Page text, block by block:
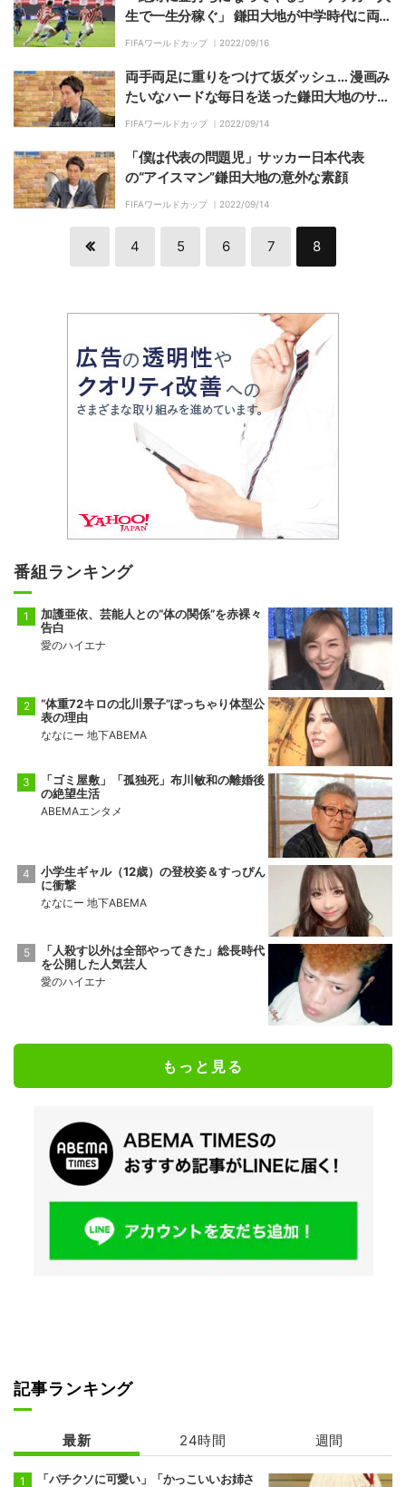
生で一生分稼ぐ」 鎌田大地が中学時代に両親
と交わした約束
FIFAワールドカップ ｜ 2022/09/16
両手両足に重りをつけて坂ダッシュ… 漫画み
たいなハードな毎日を送った鎌田大地のサッ
カー人生
FIFAワールドカップ ｜ 2022/09/14
「僕は代表の問題児」サッカー日本代表
の“アイスマン”鎌田大地の意外な素顔
FIFAワールドカップ ｜ 2022/09/14
4 5 6 7 8
番組ランキング
加護亜依、芸能人との“体の関係”を赤裸々
告白
愛のハイエナ
“体重72キロの北川景子”ぽっちゃり体型公
表の理由
ななにー 地下ABEMA
「ゴミ屋敷」「孤独死」布川敏和の離婚後
の絶望生活
ABEMAエンタメ
小学生ギャル（12歳）の登校姿＆すっぴん
に衝撃
ななにー 地下ABEMA
「人殺す以外は全部やってきた」総長時代
を公開した人気芸人
愛のハイエナ
もっと見る
記事ランキング
最新 24時間 週間
「バチクソに可愛い」「かっこいいお姉さ